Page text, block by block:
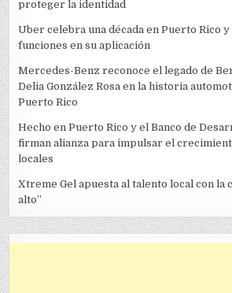
proteger la identidad
Uber celebra una década en Puerto Rico
funciones en su aplicación
Mercedes-Benz reconoce el legado de
Delia González Rosa en la historia
Puerto Rico
Hecho en Puerto Rico y el Banco de
firman alianza para impulsar el
locales
Xtreme Gel apuesta al talento local con la
alto”